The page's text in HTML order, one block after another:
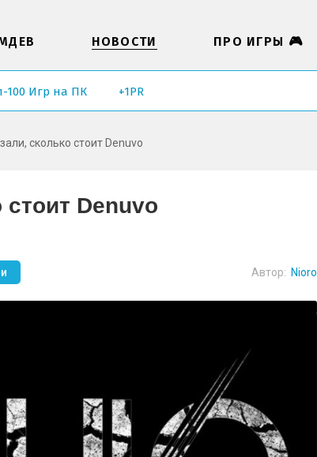
НОВОСТИ ПРО ИГРЫ 🎮
100 Игр на ПК +1PR
сколько стоит Denuvo
Denuvo
Автор: Nioro